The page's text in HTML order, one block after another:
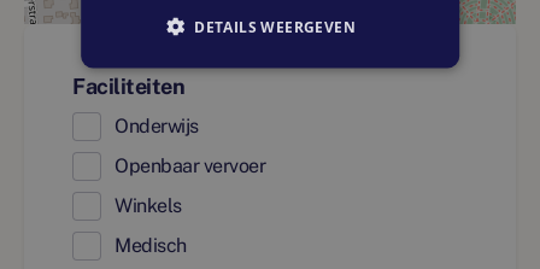
Faciliteiten
Onderwijs
Openbaar vervoer
Winkels
Medisch
DETAILS WEERGEVEN